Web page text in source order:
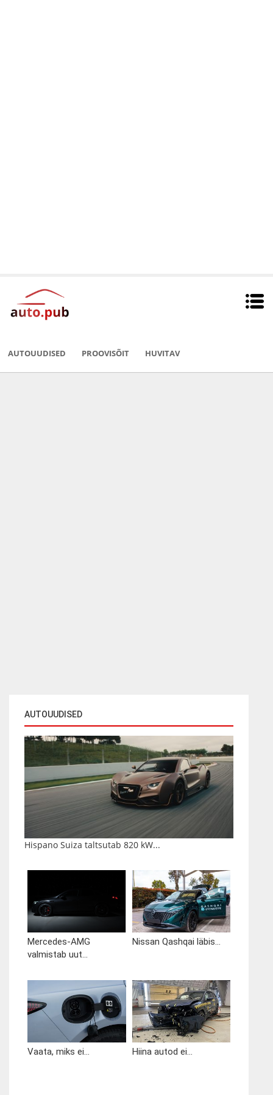
AUTOUUDISED PROOVISÕIT HUVITAV
AUTOUUDISED
Hispano Suiza taltsutab 820 kW...
Mercedes-AMG
valmistab uut...
Nissan Qashqai läbis...
Vaata, miks ei... Hiina autod ei...